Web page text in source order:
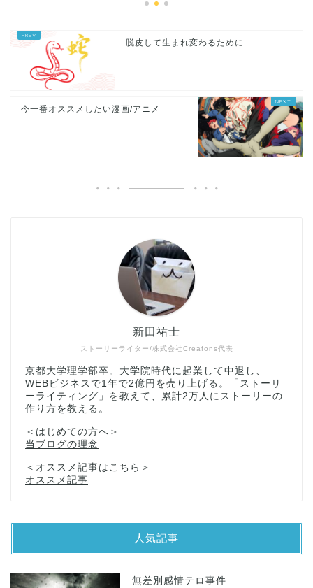
脱皮して生まれ変わるために
今一番オススメしたい漫画/アニメ
ストーリーライター/株式会社Creafons代表
新田祐士
京都大学理学部卒。大学院時代に起業して中退し、
WEBビジネスで1年で2億円を売り上げる。「ストーリ
ーライティング」を教えて、累計2万人にストーリーの
作り方を教える。
＜はじめての方へ＞
当ブログの理念
＜オススメ記事はこちら＞
オススメ記事
人気記事
無差別感情テロ事件